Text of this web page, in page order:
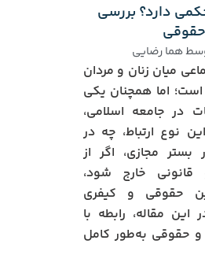
دارد؟ بررسی
هما رضایی
میان زنان و مردان
اما همچنان یکی
در جامعه اسلامی،
نوع ارتباط، چه در
مجازی، اگر از
خارج شود،
حقوقی و کیفری
مقاله، رابطه با
و حقوقی به‌طور کامل